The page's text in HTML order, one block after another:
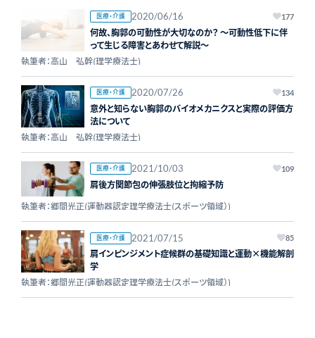
医療・介護 2020/06/16 177
何故、胸郭の可動性が大切なのか？ ～可動性低下に伴
って生じる障害とあわせて解説～
執筆者：高山 弘幹(理学療法士)
医療・介護 2020/07/26 134
意外と知らない胸郭のバイオメカニクスと実際の評価方
法について
執筆者：高山 弘幹(理学療法士)
医療・介護 2021/10/03 109
肩後方関節包の伸張肢位と拘縮予防
執筆者：郷間光正(運動器認定理学療法士(スポーツ領域）)
医療・介護 2021/07/15 85
肩インピンジメント症候群の基礎知識と運動×機能解剖
学
執筆者：郷間光正(運動器認定理学療法士(スポーツ領域）)